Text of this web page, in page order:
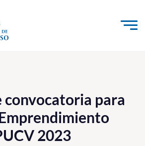
al contenido
e Innovación
Medio
convocatoria para
2023